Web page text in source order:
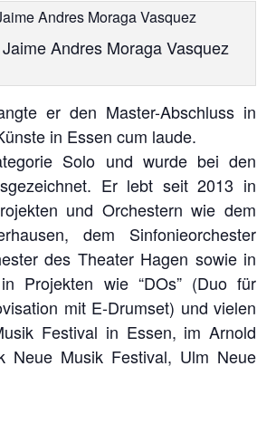
Jaime Andres Moraga Vasquez
er den Master-Abschluss in
in Essen cum laude.
Solo und wurde bei den
Er lebt seit 2013 in
und Orchestern wie dem
dem Sinfonieorchester
des Theater Hagen sowie in
Projekten wie “DOs” (Duo für
mit E-Drumset) und vielen
Festival in Essen, im Arnold
Neue Musik Festival, Ulm Neue